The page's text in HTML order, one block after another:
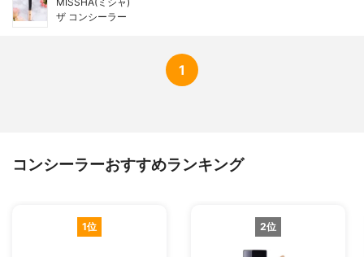
ザ コンシーラー
1
コンシーラーおすすめランキング
1位 2位